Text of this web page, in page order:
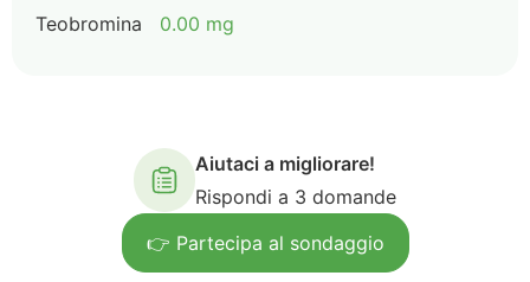
Teobromina 0.00 mg
Aiutaci a migliorare!
Rispondi a 3 domande
👉 Partecipa al sondaggio